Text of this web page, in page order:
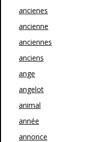
ancienes
ancienne
anciennes
anciens
ange
angelot
animal
année
annonce